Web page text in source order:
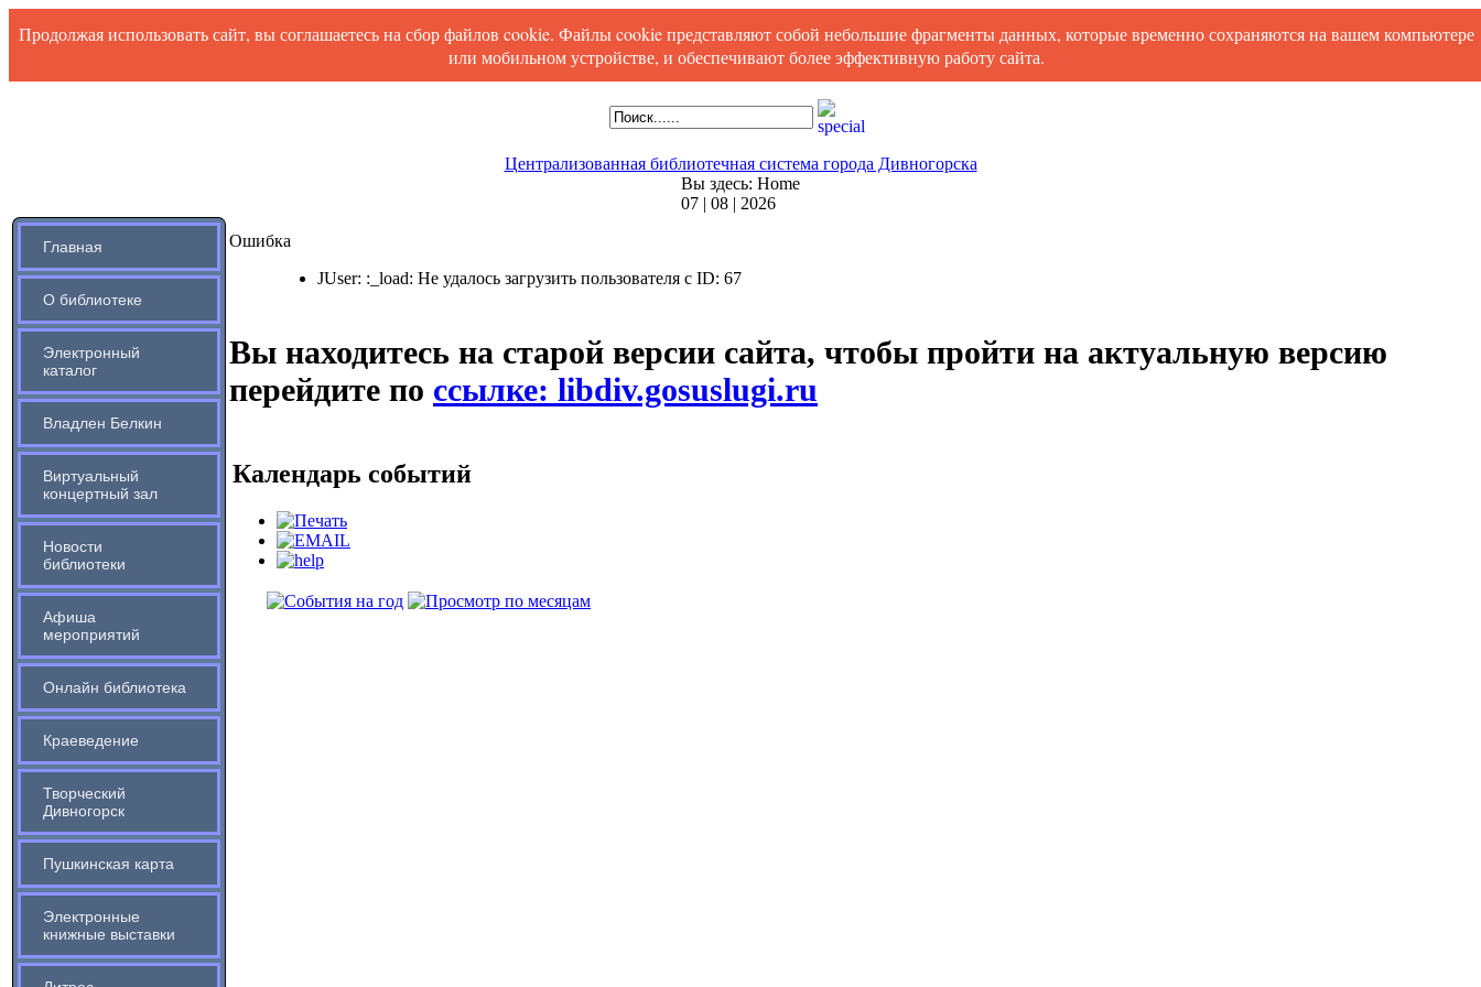
Продолжая использовать сайт, вы соглашаетесь на сбор файлов cookie. Файлы cookie представляют собой небольшие фрагменты данных, которые временно сохраняются на вашем компьютере
или мобильном устройстве, и обеспечивают более эффективную работу сайта.
Централизованная библиотечная система города Дивногорска
Вы здесь: Home
07 | 08 | 2026
Главная
О библиотеке
Электронный
каталог
Владлен Белкин
Виртуальный
концертный зал
Новости
библиотеки
Афиша
мероприятий
Онлайн библиотека
Краеведение
Творческий
Дивногорск
Пушкинская карта
Электронные
книжные выставки
Ошибка
JUser: :_load: Не удалось загрузить пользователя с ID: 67
Вы находитесь на старой версии сайта, чтобы пройти на актуальную версию
перейдите по ссылке: libdiv.gosuslugi.ru
Календарь событий